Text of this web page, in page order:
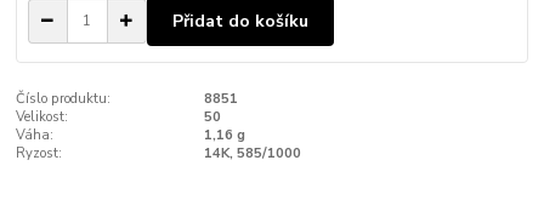
Přidat do košíku
Číslo produktu:
8851
Velikost:
50
Váha:
1,16 g
Ryzost:
14K, 585/1000